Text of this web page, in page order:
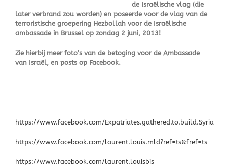
de Israëlische vlag (die
later verbrand zou worden) en poseerde voor de vlag van de
terroristische groepering Hezbollah voor de Israëlische
ambassade in Brussel op zondag 2 juni, 2013!
Zie hierbij meer foto’s van de betoging voor de Ambassade
van Israël, en posts op Facebook.
https://www.facebook.com/Expatriates.gathered.to.build.Syria
https://www.facebook.com/laurent.louis.mld?ref=ts&fref=ts
https://www.facebook.com/laurent.louisbis